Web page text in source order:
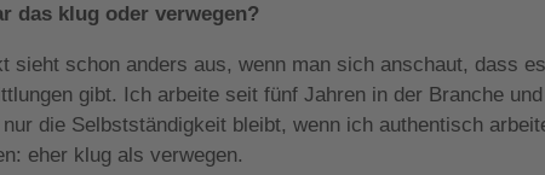
das klug oder verwegen?
sieht schon anders aus, wenn man sich anschaut, dass es
gibt. Ich arbeite seit fünf Jahren in der Branche
die Selbstständigkeit bleibt, wenn ich authentisch
eher klug als verwegen.